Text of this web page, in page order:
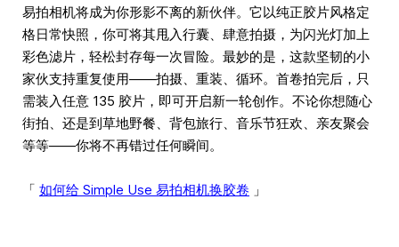
易拍相机将成为你形影不离的新伙伴。它以纯正胶片风格定
格日常快照，你可将其甩入行囊、肆意拍摄，为闪光灯加上
彩色滤片，轻松封存每一次冒险。最妙的是，这款坚韧的小
家伙支持重复使用——拍摄、重装、循环。首卷拍完后，只
需装入任意 135 胶片，即可开启新一轮创作。不论你想随心
街拍、还是到草地野餐、背包旅行、音乐节狂欢、亲友聚会
等等——你将不再错过任何瞬间。
「 如何给 Simple Use 易拍相机换胶卷 」